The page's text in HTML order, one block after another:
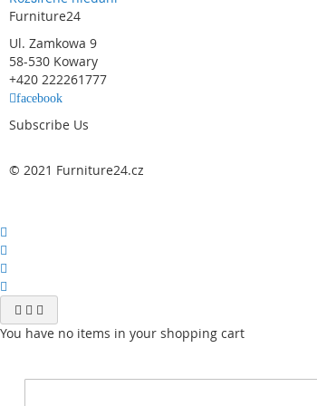
Furniture24
Ul. Zamkowa 9
58-530 Kowary
+420 222261777
facebook
Subscribe Us
© 2021 Furniture24.cz
You have no items in your shopping cart